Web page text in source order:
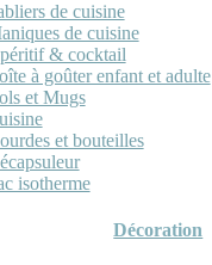
de cuisine
de cuisine
& cocktail
à goûter enfant et adulte
et Mugs
et bouteilles
isotherme
Décoration